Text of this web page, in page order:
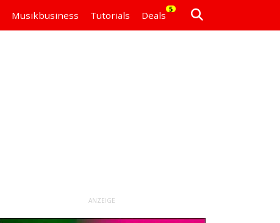
Musikbusiness Tutorials Deals
5
ANZEIGE